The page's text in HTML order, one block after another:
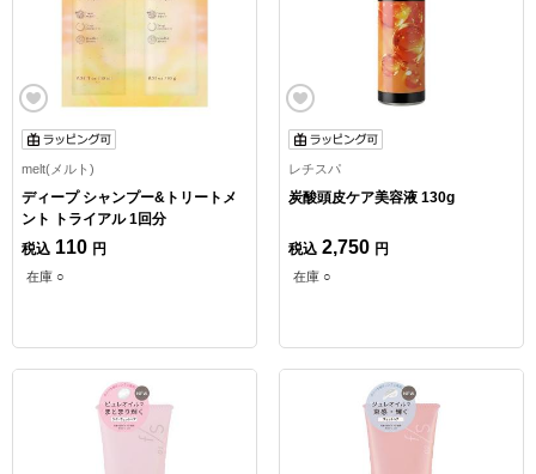
melt(メルト)
ディープ シャンプー&トリートメ
ント トライアル 1回分
税込 110 円
在庫 ○
レチスパ
炭酸頭皮ケア美容液 130g
税込 2,750 円
在庫 ○